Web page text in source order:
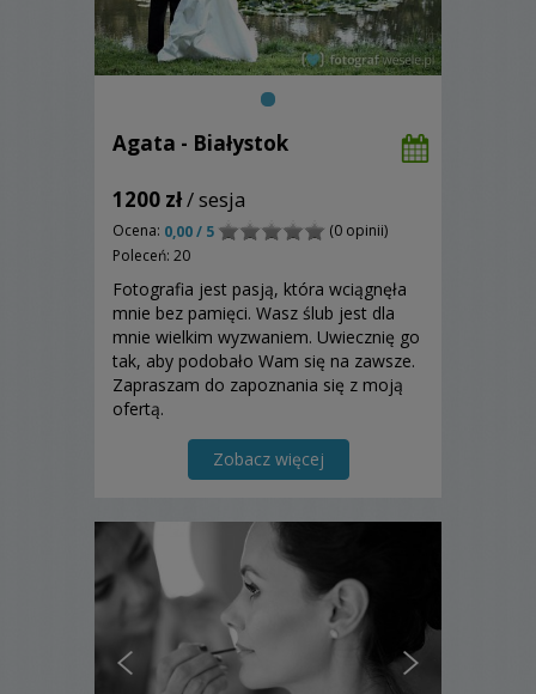
Agata - Białystok
1200 zł/ sesja
Ocena: 0,00 / 5
(0 opinii)
Poleceń: 20
Fotografia jest pasją, która wciągnęła
mnie bez pamięci. Wasz ślub jest dla
mnie wielkim wyzwaniem. Uwiecznię go
tak, aby podobało Wam się na zawsze.
Zapraszam do zapoznania się z moją
ofertą.
Zobacz więcej